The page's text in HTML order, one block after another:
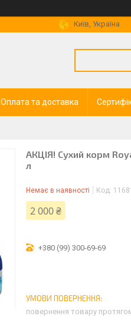
Київ, Україна
Оплата та доставка
АКЦІЯ! Сухий корм
л
Немає в наявності Код: 11681
2 000 ₴
+380 (99) 300-69-69
повернення товару